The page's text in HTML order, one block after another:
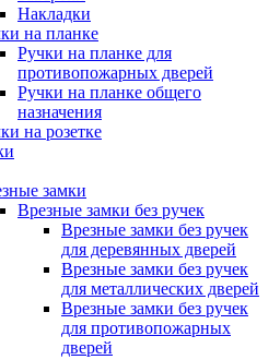
Накладки
на планке
Ручки на планке для
противопожарных дверей
Ручки на планке общего
назначения
на розетке
замки
Врезные замки без ручек
Врезные замки без ручек
для деревянных дверей
Врезные замки без ручек
для металлических дверей
Врезные замки без ручек
для противопожарных
дверей